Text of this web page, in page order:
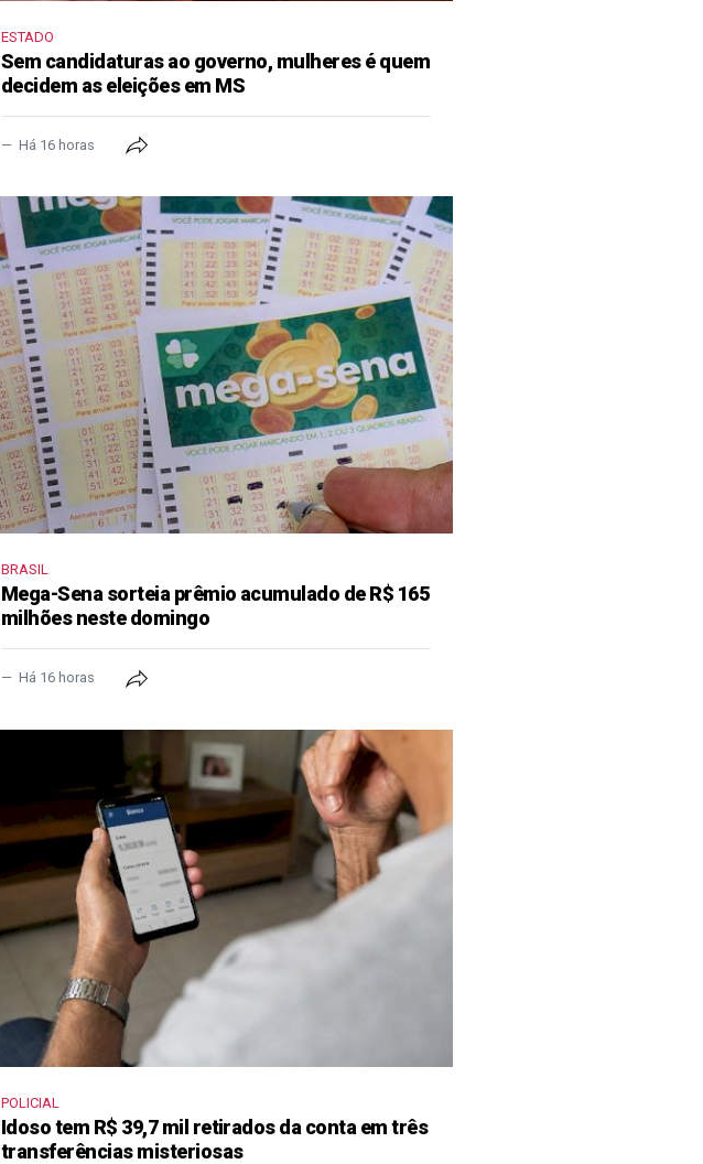
ESTADO
Sem candidaturas ao governo, mulheres é quem
decidem as eleições em MS
Há 16 horas
BRASIL
Mega-Sena sorteia prêmio acumulado de R$ 165
milhões neste domingo
Há 16 horas
POLICIAL
Idoso tem R$ 39,7 mil retirados da conta em três
transferências misteriosas